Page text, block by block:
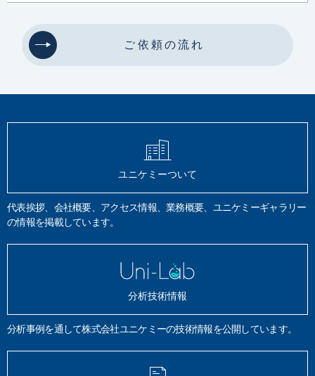
ご依頼の流れ
ユニケミーついて
代表挨拶、会社概要、アクセス情報、業務概要、ユニケミーギャラリー
の情報を掲載しています。
分析技術情報
分析事例を通して株式会社ユニケミーの技術情報を公開しています。